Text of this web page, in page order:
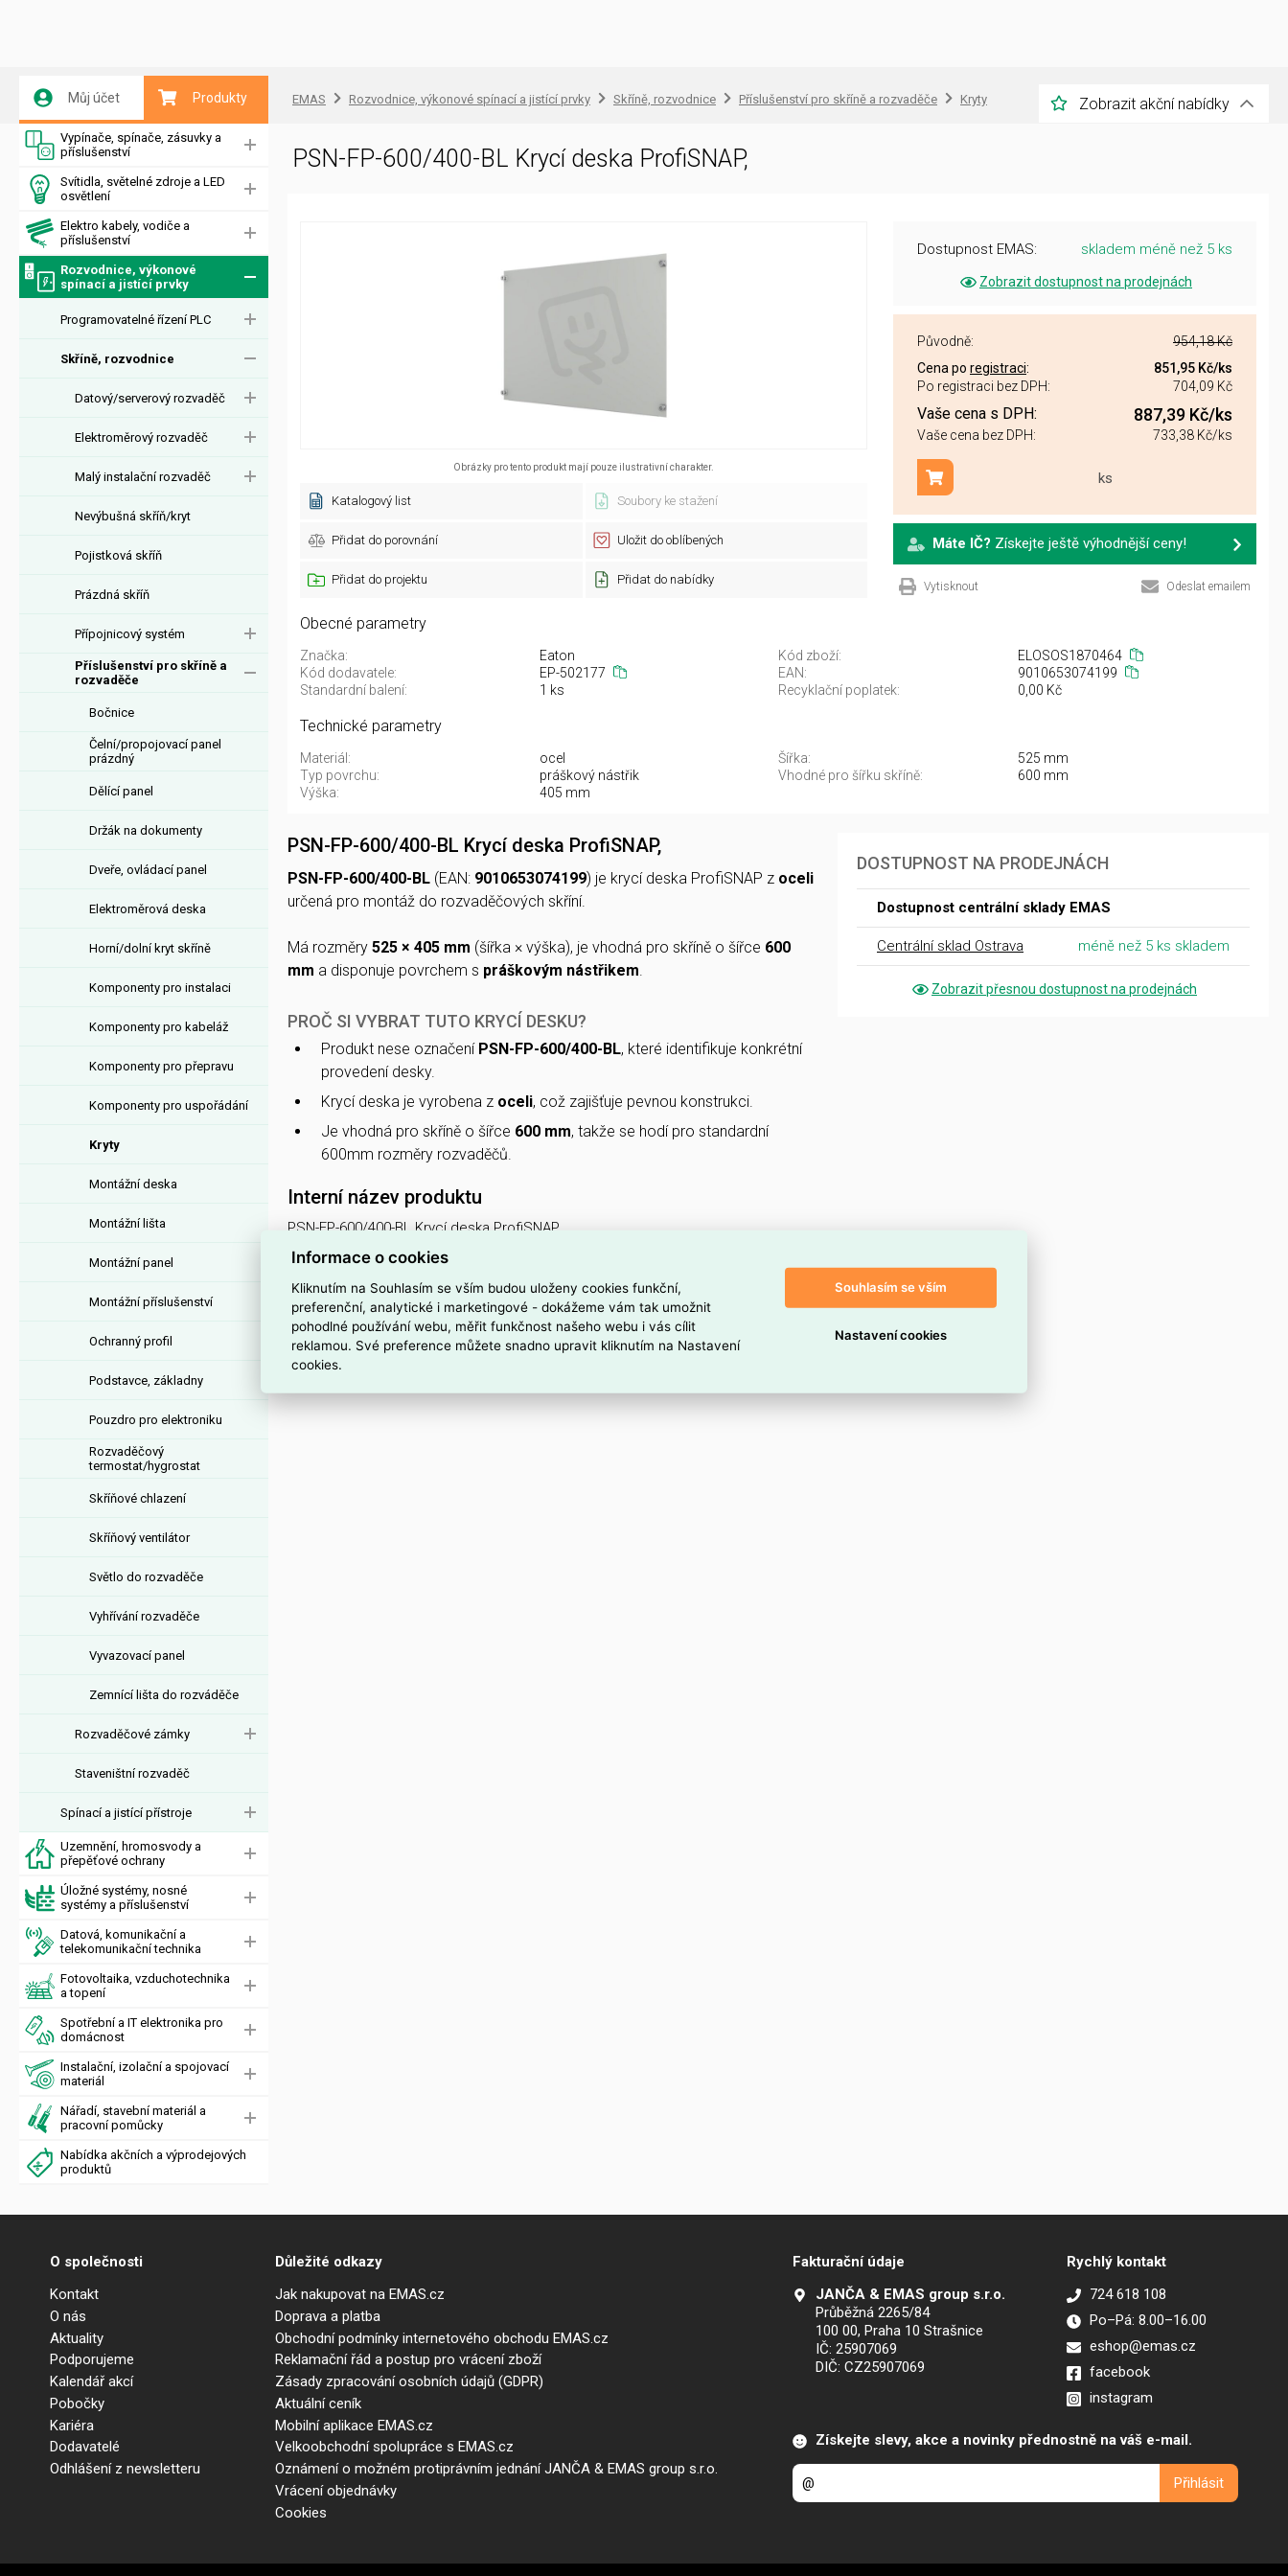
Můj účet Produkty
Vypínače, spínače, zásuvky a
příslušenství
Svítidla, světelné zdroje a LED
osvětlení
Elektro kabely, vodiče a
příslušenství
Rozvodnice, výkonové
spínací a jistící prvky
Programovatelné řízení PLC
Skříně, rozvodnice
Datový/serverový rozvaděč
Elektroměrový rozvaděč
Malý instalační rozvaděč
Nevýbušná skříň/kryt
Pojistková skříň
Prázdná skříň
Přípojnicový systém
Příslušenství pro skříně a
rozvaděče
Bočnice
Čelní/propojovací panel
prázdný
Dělící panel
Držák na dokumenty
Dveře, ovládací panel
Elektroměrová deska
Horní/dolní kryt skříně
Komponenty pro instalaci
Komponenty pro kabeláž
Komponenty pro přepravu
Komponenty pro uspořádání
Kryty
Montážní deska
Montážní lišta
Montážní panel
Montážní příslušenství
Ochranný profil
Podstavce, základny
Pouzdro pro elektroniku
Rozvaděčový
termostat/hygrostat
Skříňové chlazení
Skříňový ventilátor
Světlo do rozvaděče
Vyhřívání rozvaděče
Vyvazovací panel
Zemnící lišta do rozváděče
Rozvaděčové zámky
Staveništní rozvaděč
Spínací a jistící přístroje
Uzemnění, hromosvody a
přepěťové ochrany
Úložné systémy, nosné
systémy a příslušenství
Datová, komunikační a
telekomunikační technika
Fotovoltaika, vzduchotechnika
a topení
Spotřební a IT elektronika pro
domácnost
Instalační, izolační a spojovací
materiál
Nářadí, stavební materiál a
pracovní pomůcky
Nabídka akčních a výprodejových
produktů
EMAS Rozvodnice, výkonové spínací a jistící prvky Skříně, rozvodnice Příslušenství pro skříně a rozvaděče Kryty Zobrazit akční nabídky
PSN-FP-600/400-BL Krycí deska ProfiSNAP,
Obrázky pro tento produkt mají pouze ilustrativní charakter.
Katalogový list Soubory ke stažení
Přidat do porovnání Uložit do oblíbených
Přidat do projektu Přidat do nabídky
Dostupnost EMAS: skladem méně než 5 ks
Zobrazit dostupnost na prodejnách
Původně:
954,18 Kč
Cena po registraci: 851,95 Kč/ks
Po registraci bez DPH:
704,09 Kč
Vaše cena s DPH: 887,39 Kč/ks
Vaše cena bez DPH: 733,38 Kč/ks
ks
Přidat do košíku
Máte IČ? Získejte ještě výhodnější ceny!
Vytisknout Odeslat emailem
Obecné parametry
Značka: Eaton Kód zboží:
ELOSOS1870464
Kód dodavatele:
EP-502177 EAN:
9010653074199
Standardní balení:
1 ks Recyklační poplatek: 0,00 Kč
Technické parametry
Materiál: ocel Šířka:
525 mm
Typ povrchu:
práškový nástřik Vhodné pro šířku skříně:
600 mm
Výška:
405 mm
PSN-FP-600/400-BL Krycí deska ProfiSNAP,
PSN-FP-600/400-BL (EAN: 9010653074199) je krycí deska ProfiSNAP z oceli
určená pro montáž do rozvaděčových skříní.
Má rozměry 525 × 405 mm (šířka × výška), je vhodná pro skříně o šířce 600
mm a disponuje povrchem s práškovým nástřikem.
PROČ SI VYBRAT TUTO KRYCÍ DESKU?
Produkt nese označení PSN-FP-600/400-BL, které identifikuje konkrétní
provedení desky.
Krycí deska je vyrobena z oceli, což zajišťuje pevnou konstrukci.
Je vhodná pro skříně o šířce 600 mm, takže se hodí pro standardní
600mm rozměry rozvaděčů.
Interní název produktu
PSN-FP-600/400-BL Krycí deska ProfiSNAP,
Podrobný popis produktu
Krycí deska ProfiSNAP, bez výřezu, plechová, šedá, V=400, skříň Š=600
DOSTUPNOST NA PRODEJNÁCH
Dostupnost centrální sklady EMAS
Centrální sklad Ostrava méně než 5 ks skladem
Zobrazit přesnou dostupnost na prodejnách
O společnosti
Kontakt
O nás
Aktuality
Podporujeme
Kalendář akcí
Pobočky
Kariéra
Dodavatelé
Odhlášení z newsletteru
Důležité odkazy
Jak nakupovat na EMAS.cz
Doprava a platba
Obchodní podmínky internetového obchodu EMAS.cz
Reklamační řád a postup pro vrácení zboží
Zásady zpracování osobních údajů (GDPR)
Aktuální ceník
Mobilní aplikace EMAS.cz
Velkoobchodní spolupráce s EMAS.cz
Oznámení o možném protiprávním jednání JANČA & EMAS group s.r.o.
Vrácení objednávky
Cookies
Fakturační údaje
JANČA & EMAS group s.r.o.
Průběžná 2265/84
100 00, Praha 10 Strašnice
IČ: 25907069
DIČ: CZ25907069
Rychlý kontakt
724 618 108
Po–Pá: 8.00–16.00
eshop@emas.cz
facebook
instagram
Získejte slevy, akce a novinky přednostně na váš e-mail.
Informace o cookies
Kliknutím na Souhlasím se vším budou uloženy cookies funkční,
preferenční, analytické i marketingové - dokážeme vám tak umožnit
pohodlné používání webu, měřit funkčnost našeho webu i vás cílit
reklamou. Své preference můžete snadno upravit kliknutím na Nastavení
cookies.
Souhlasím se vším
Nastavení cookies